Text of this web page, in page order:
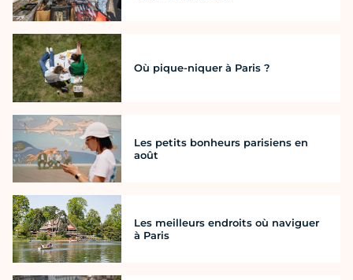
Où pique-niquer à Paris ?
Les petits bonheurs parisiens en
août
Les meilleurs endroits où naviguer
à Paris